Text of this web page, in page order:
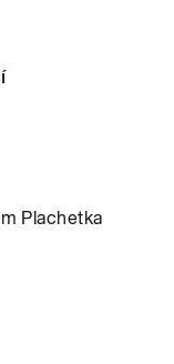
Plachetka